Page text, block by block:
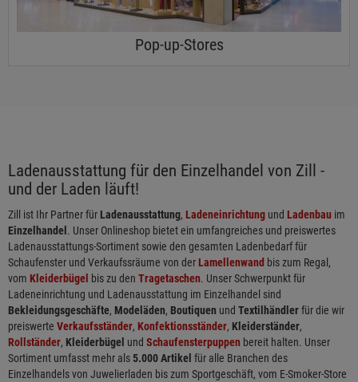
Pop-up-Stores
Ladenausstattung für den Einzelhandel von Zill -
und der Laden läuft!
Zill ist Ihr Partner für Ladenausstattung, Ladeneinrichtung und Ladenbau im
Einzelhandel . Unser Onlineshop bietet ein umfangreiches und preiswertes
Ladenausstattungs-Sortiment sowie den gesamten Ladenbedarf für
Schaufenster und Verkaufssräume von derLamellenwand bis zum Regal,
vom Kleiderbügel bis zu den Tragetaschen. Unser Schwerpunkt für
Ladeneinrichtung und Ladenausstattung im Einzelhandel sind
Bekleidungsgeschäfte, Modeläden, Boutiquen und Textilhändlerfür die wir
preiswerte Verkaufsständer, Konfektionsständer, Kleiderständer,
Rollständer, Kleiderbügel und Schaufensterpuppen bereit halten. Unser
Sortiment umfasst mehr als5.000 Artikel für alle Branchen des
Einzelhandels von Juwelierladen bis zum Sportgeschäft, vom E-Smoker-Store